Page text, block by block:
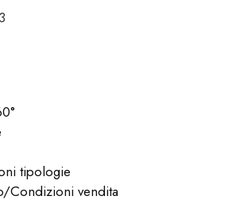
tipologie
Condizioni vendita